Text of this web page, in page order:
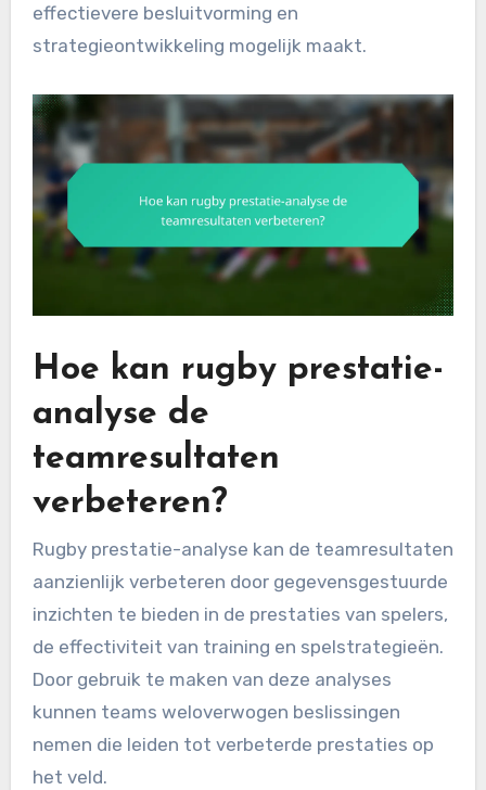
effectievere besluitvorming en
strategieontwikkeling mogelijk maakt.
Hoe kan rugby prestatie-
analyse de
teamresultaten
verbeteren?
Rugby prestatie-analyse kan de teamresultaten
aanzienlijk verbeteren door gegevensgestuurde
inzichten te bieden in de prestaties van spelers,
de effectiviteit van training en spelstrategieën.
Door gebruik te maken van deze analyses
kunnen teams weloverwogen beslissingen
nemen die leiden tot verbeterde prestaties op
het veld.